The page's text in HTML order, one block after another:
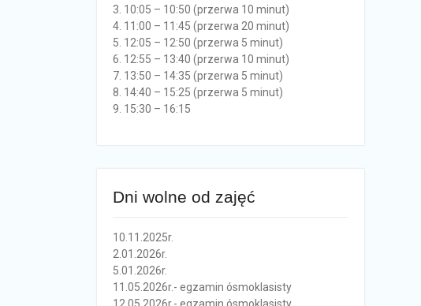
3. 10:05 – 10:50 (przerwa 10 minut)
4. 11:00 – 11:45 (przerwa 20 minut)
5. 12:05 – 12:50 (przerwa 5 minut)
6. 12:55 – 13:40 (przerwa 10 minut)
7. 13:50 – 14:35 (przerwa 5 minut)
8. 14:40 – 15:25 (przerwa 5 minut)
9. 15:30 – 16:15
Dni wolne od zajęć
10.11.2025r.
2.01.2026r.
5.01.2026r.
11.05.2026r.- egzamin ósmoklasisty